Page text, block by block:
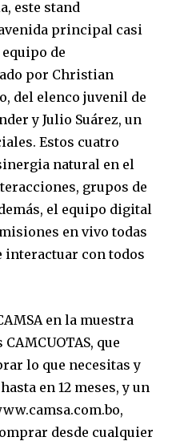
Policy.
este stand
principal casi
de
por Christian
del elenco juvenil de
y Julio Suárez, un
Estos cuatro
natural en el
grupos de
el equipo digital
en vivo todas
interactuar con todos
en la muestra
que
lo que necesitas y
en 12 meses, y un
desde cualquier